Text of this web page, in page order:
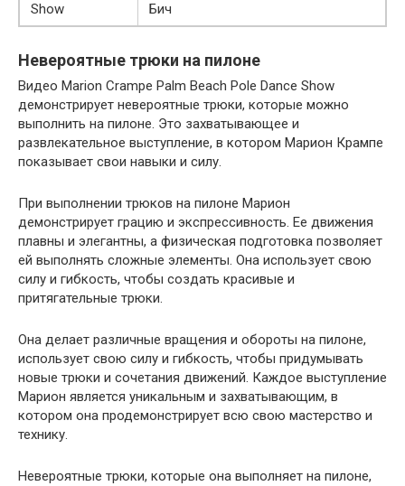
Show
Бич
Невероятные трюки на пилоне
Видео Marion Crampe Palm Beach Pole Dance Show
демонстрирует невероятные трюки, которые можно
выполнить на пилоне. Это захватывающее и
развлекательное выступление, в котором Марион Крампе
показывает свои навыки и силу.
При выполнении трюков на пилоне Марион
демонстрирует грацию и экспрессивность. Ее движения
плавны и элегантны, а физическая подготовка позволяет
ей выполнять сложные элементы. Она использует свою
силу и гибкость, чтобы создать красивые и
притягательные трюки.
Она делает различные вращения и обороты на пилоне,
использует свою силу и гибкость, чтобы придумывать
новые трюки и сочетания движений. Каждое выступление
Марион является уникальным и захватывающим, в
котором она продемонстрирует всю свою мастерство и
технику.
Невероятные трюки, которые она выполняет на пилоне,